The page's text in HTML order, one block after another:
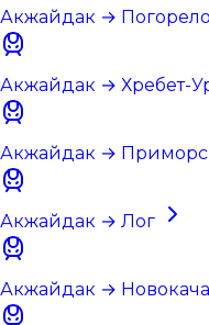
Акжайдак →
Акжайдак → Хребет-
Акжайдак →
Акжайдак → Лог
Акжайдак →